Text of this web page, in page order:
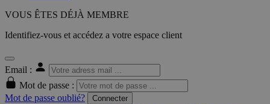
VOUS ÊTES DÉJÀ MEMBRE
Identifiez-vous et accédez a votre espace client
Email :
Mot de passe :
Mot de passe oublié?
Connecter